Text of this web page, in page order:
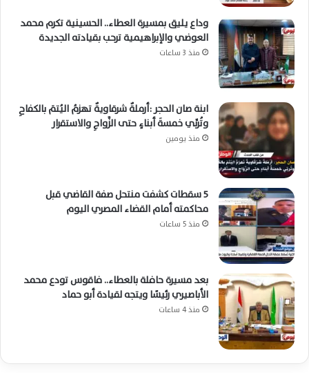
وداع يليق بمسيرة العطاء.. الحسينية تكرم محمد
العوضي والإبراهيمية ترحب بقيادته الجديدة
منذ 3 ساعات
ابنة صان الحجر :أرملةٌ شرقاويةٌ تهزمُ اليُتمَ بالكفاحِ
وتُربِّي خمسةَ أبناءٍ حتى الزَّواجِ والاستقرار
منذ يومين
5 سقطات كشفت منتحل صفة القاضي قبل
محاكمته أمام القضاء المصري اليوم
منذ 5 ساعات
بعد مسيرة حافلة بالعطاء.. فاقوس تودع محمد
الأباصيري رئيسًا ويتجه لقيادة أبو حماد
منذ 4 ساعات